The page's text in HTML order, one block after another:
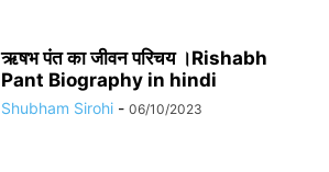
ऋषभ पंत का जीवन परिचय ।Rishabh
Pant Biography in hindi
Shubham Sirohi - 06/10/2023